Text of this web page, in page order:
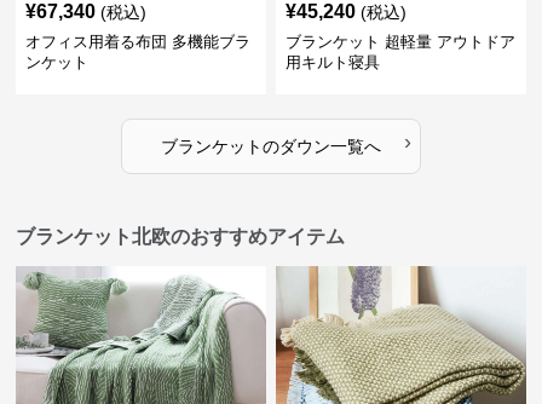
¥67,340 (税込)
オフィス用着る布団 多機能ブラ
ンケット
¥45,240 (税込)
ブランケット 超軽量 アウトドア
用キルト寝具
ブランケットのダウン一覧へ ›
ブランケット北欧のおすすめアイテム